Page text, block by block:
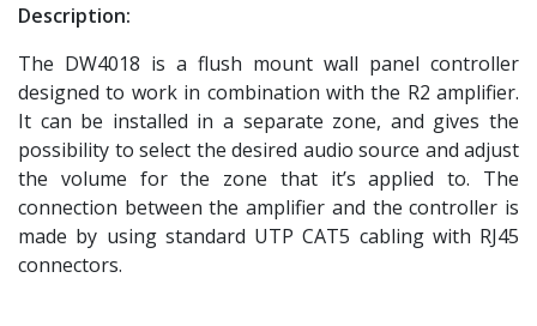
Description:
The DW4018 is a flush mount wall panel controller
designed to work in combination with the R2 amplifier.
It can be installed in a separate zone, and gives the
possibility to select the desired audio source and adjust
the volume for the zone that it’s applied to. The
connection between the amplifier and the controller is
made by using standard UTP CAT5 cabling with RJ45
connectors.